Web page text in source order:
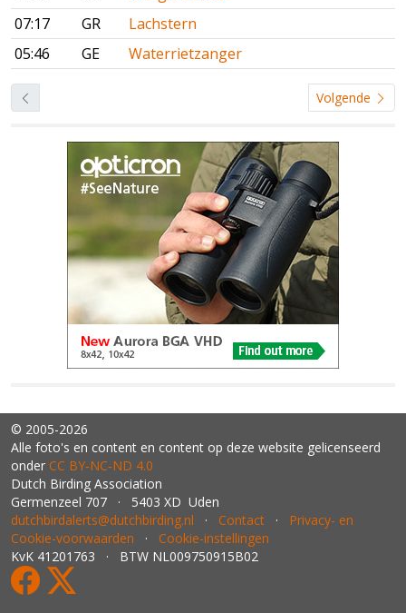
07:17
GR
Lachstern
05:46
GE Waterrietzanger
Volgende
© 2005-2026
Alle foto's en content en content op deze website gelicenseerd
onder CC BY‑NC‑ND 4.0
Dutch Birding Association
Germenzeel 707 · 5403 XD Uden
dutchbirdalerts@dutchbirding.nl · Contact · Privacy- en
Cookie-voorwaarden · Cookie-instellingen
KvK 41201763 · BTW NL009750915B02